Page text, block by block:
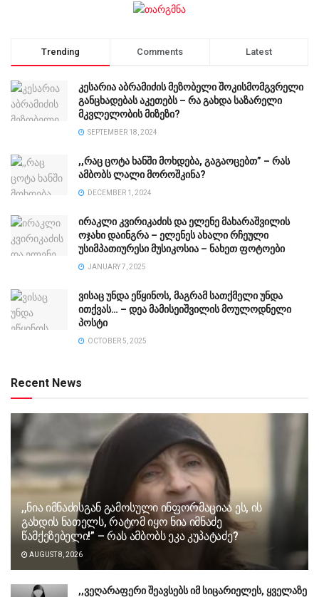
Trending Comments Latest
კესარია აბრამიძის მეზობელი შოკისმომგვრელი
განცხადებას აკეთებს – რა გახდა საზარელი
მკვლელობის მიზეზი?
SEPTEMBER 18, 2024
,,რაც ცოტა ხანში მოხდება, გაგაოცებთ” – რას
ამბობს ლალი მოროშკინა?
DECEMBER 1, 2024
ირაკლი კვირიკაძის და ელენე მახარაშვილის
ოჯახი დაინგრა – ელენეს ახალი რჩეული
უსიმპათიურესი მუსიკოსია – ნახეთ ფოტოები
JANUARY 7, 2025
ვისაც უნდა ეწყინოს, მაგრამ სათქმელი უნდა
ითქვას… – დეა მამისეიშვილის მოულოდნელი
პოსტი
OCTOBER 5, 2025
Recent News
,,ნია იმნაძისგან გამოსული ინფორმაციაა ეს, ის
გახდის ნათელს, რატომ იყო ნია იმნაძე
წამქეზებელი!” – რას ამბობს ეკა კუპატაძე?
AUGUST 8, 2026
,,ვეღარაფერი შეავსებს იმ სიცარიელეს, ყველაზე